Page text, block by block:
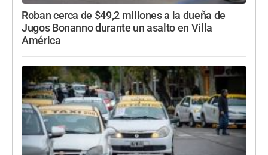
Roban cerca de $49,2 millones a la dueña de
Jugos Bonanno durante un asalto en Villa
América